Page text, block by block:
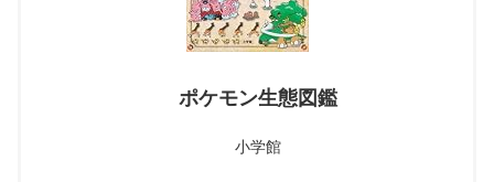
ポケモン生態図鑑
小学館